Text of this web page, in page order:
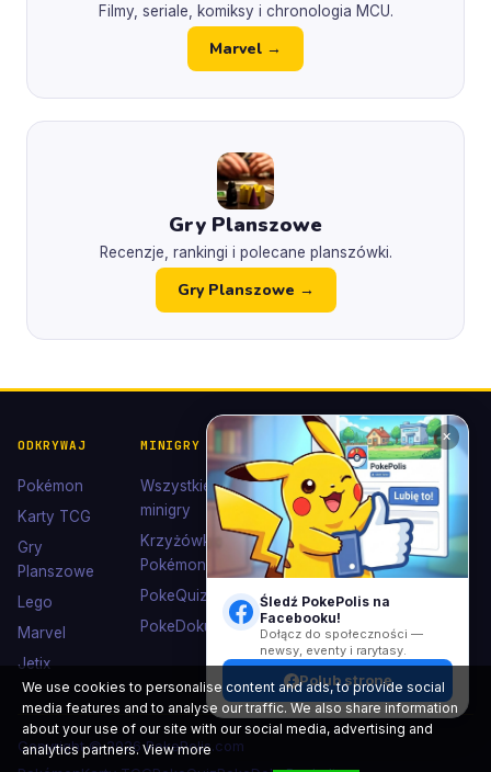
Filmy, seriale, komiksy i chronologia MCU.
Marvel →
Gry Planszowe
Recenzje, rankingi i polecane planszówki.
Gry Planszowe →
ODKRYWAJ
Pokémon
Karty TCG
Gry
Planszowe
Lego
Marvel
Jetix
MINIGRY
Wszystkie
minigry
Krzyżówki
Pokémon
PokeQuiz
PokeDoku
POKÉDEX I
KOLEKCJE
Pokédex
Ewolucje
Eevee
Kolekcje
Kolorowanki
POMOC I
KONTAKT
Kontakt
Wsparcie
Polub nas
Copyright © 2026 PokePolis.com
✕
Śledź PokePolis na
Facebooku!
Dołącz do społeczności —
newsy, eventy i rarytasy.
Polub stronę
We use cookies to personalise content and ads, to provide social
media features and to analyse our traffic. We also share information
about your use of our site with our social media, advertising and
analytics partners.View more